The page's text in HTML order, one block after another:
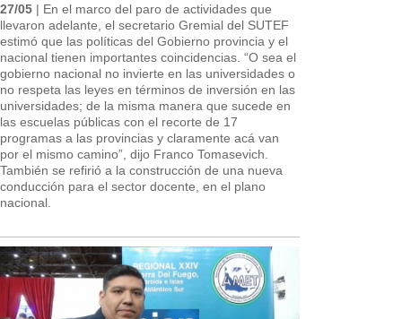
27/05 | En el marco del paro de actividades que
llevaron adelante, el secretario Gremial del SUTEF
estimó que las políticas del Gobierno provincia y el
nacional tienen importantes coincidencias. “O sea el
gobierno nacional no invierte en las universidades o
no respeta las leyes en términos de inversión en las
universidades; de la misma manera que sucede en
las escuelas públicas con el recorte de 17
programas a las provincias y claramente acá van
por el mismo camino”, dijo Franco Tomasevich.
También se refirió a la construcción de una nueva
conducción para el sector docente, en el plano
nacional.